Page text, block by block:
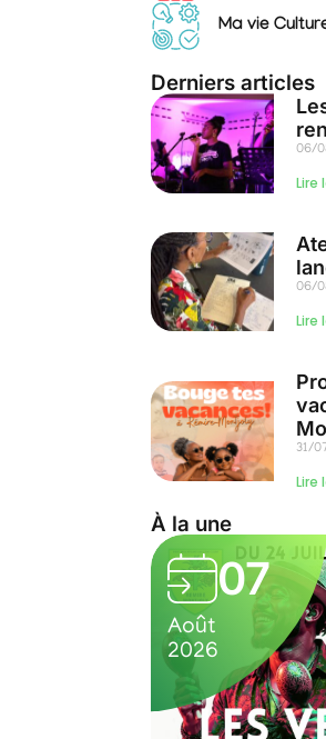
Ma vie
Derniers articles
06/
Lire
06/
Lire
31/
Lire
À la une
07
Août
2026